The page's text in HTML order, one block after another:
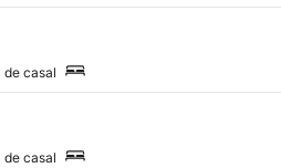
de casal
de casal